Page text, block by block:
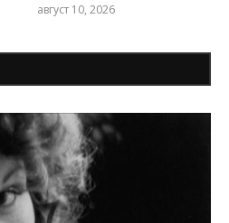
август 10, 2026